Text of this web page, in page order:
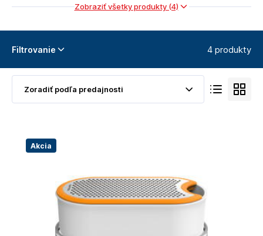
Zobraziť všetky produkty (4)
Filtrovanie 4 produkty
Akcia